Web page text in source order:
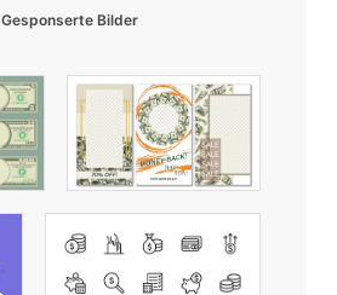
Gesponserte Bilder